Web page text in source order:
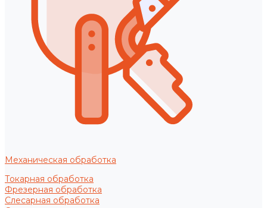
Механическая обработка
Токарная обработка
Фрезерная обработка
Слесарная обработка